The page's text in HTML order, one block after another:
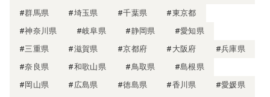
#群馬県
#埼玉県 #千葉県
#東京都
#神奈川県
#岐阜県 #静岡県
#愛知県
#三重県
#滋賀県 #京都府 #大阪府
#兵庫県
#奈良県
#和歌山県 #鳥取県
#島根県
#岡山県
#広島県 #徳島県 #香川県
#愛媛県